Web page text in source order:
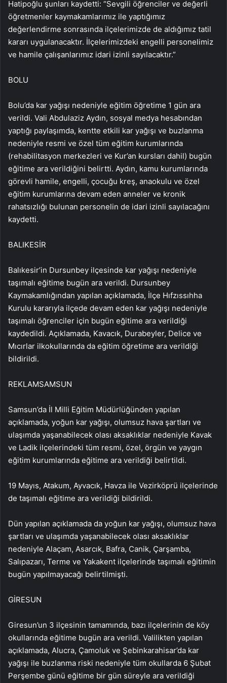
Hatipoğlu şunları kaydetti: “Sevgili öğrenciler ve değerli
öğretmenler kaymakamlarımız ile yaptığımız
değerlendirme sonrasında ilçelerimizde de aldığımız tatil
kararı uygulanacaktır. İlçelerimizdeki engelli personelimiz
ve hamile çalışanlarımız idari izinli sayılacaktır.”
BOLU
Bolu’da kar yağışı nedeniyle eğitim öğretime 1 gün ara
verildi. Vali Abdulaziz Aydın, sosyal medya hesabından
yaptığı paylaşımda, kentte etkili kar yağışı ve buzlanma
nedeniyle resmi ve özel tüm eğitim kurumlarında
(rehabilitasyon merkezleri ve Kur’an kursları dahil) bugün
eğitime ara verildiğini belirtti. Aydın, kamu kurumlarında
görevli hamile, engelli, çocuğu kreş, anaokulu ve özel
eğitim kurumlarına devam eden anneler ve kronik
rahatsızlığı bulunan personelin de idari izinli sayılacağını
kaydetti.
BALIKESİR
Balıkesir’in Dursunbey ilçesinde kar yağışı nedeniyle
taşımalı eğitime bugün ara verildi. Dursunbey
Kaymakamlığından yapılan açıklamada, İlçe Hıfzıssıhha
Kurulu kararıyla ilçede devam eden kar yağışı nedeniyle
taşımalı öğrenciler için bugün eğitime ara verildiği
kaydedildi. Açıklamada, Kavacık, Durabeyler, Delice ve
Mıcırlar ilkokullarında da eğitim öğretime ara verildiği
bildirildi.
REKLAMSAMSUN
Samsun’da İl Milli Eğitim Müdürlüğünden yapılan
açıklamada, yoğun kar yağışı, olumsuz hava şartları ve
ulaşımda yaşanabilecek olası aksaklıklar nedeniyle Kavak
ve Ladik ilçelerindeki tüm resmi, özel, örgün ve yaygın
eğitim kurumlarında eğitime ara verildiği belirtildi.
19 Mayıs, Atakum, Ayvacık, Havza ile Vezirköprü ilçelerinde
de taşımalı eğitime ara verildiği bildirildi.
Dün yapılan açıklamada da yoğun kar yağışı, olumsuz hava
şartları ve ulaşımda yaşanabilecek olası aksaklıklar
nedeniyle Alaçam, Asarcık, Bafra, Canik, Çarşamba,
Salıpazarı, Terme ve Yakakent ilçelerinde taşımalı eğitimin
bugün yapılmayacağı belirtilmişti.
GİRESUN
Giresun’un 3 ilçesinin tamamında, bazı ilçelerinin de köy
okullarında eğitime bugün ara verildi. Valilikten yapılan
açıklamada, Alucra, Çamoluk ve Şebinkarahisar’da kar
yağışı ile buzlanma riski nedeniyle tüm okullarda 6 Şubat
Perşembe günü eğitime bir gün süreyle ara verildiği